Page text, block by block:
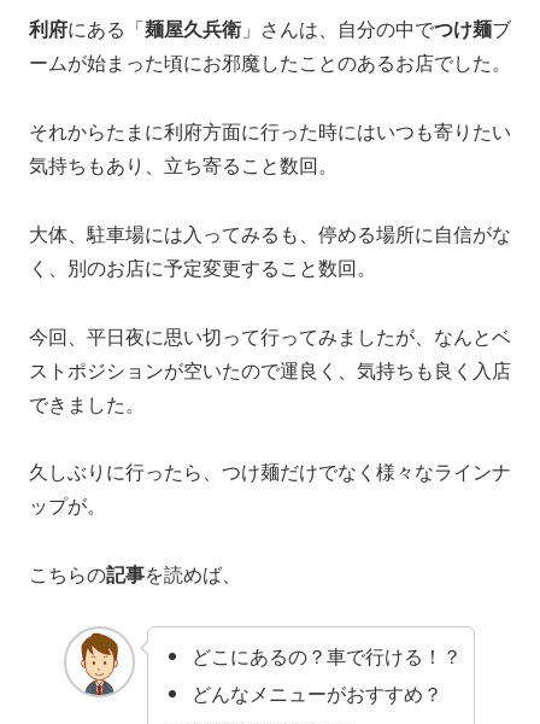
利府にある「麺屋久兵衛 」さんは、自分の中でつけ麺ブ
ームが始まった頃にお邪魔したことのあるお店でした。
それからたまに利府方面に行った時にはいつも寄りたい
気持ちもあり、立ち寄ること数回。
大体、駐車場には入ってみるも、停める場所に自信がな
く、別のお店に予定変更すること数回。
今回、平日夜に思い切って行ってみましたが、なんとベ
ストポジションが空いたので運良く、気持ちも良く入店
できました。
久しぶりに行ったら、つけ麺だけでなく様々なラインナ
ップが。
こちらの記事を読めば、
どこにあるの？車で行ける！？
どんなメニューがおすすめ？